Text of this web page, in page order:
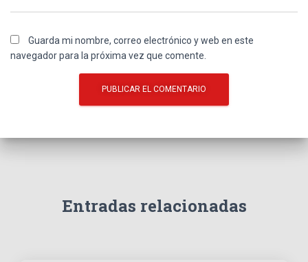
Guarda mi nombre, correo electrónico y web en este
navegador para la próxima vez que comente.
Entradas relacionadas